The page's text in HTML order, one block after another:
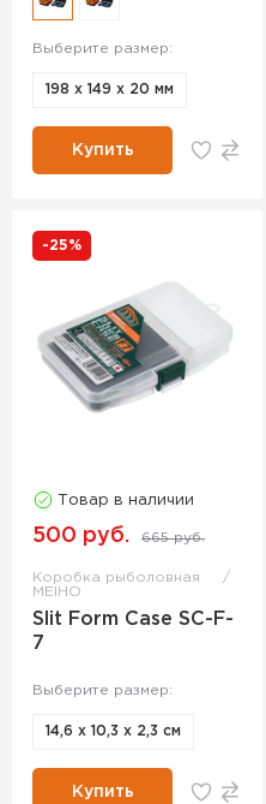
Выберите размер:
198 х 149 х 20 мм
Купить
-25%
Товар в наличии
500 руб. 665 руб.
Коробка рыболовная
MEIHO
Slit Form Case SC-F-
7
Выберите размер:
14,6 х 10,3 х 2,3 см
Купить